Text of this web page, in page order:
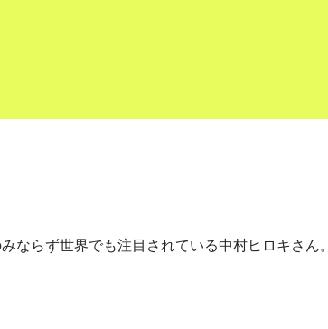
ならず世界でも注目されている中村ヒロキさん。